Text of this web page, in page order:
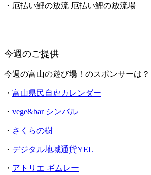
・厄払い鯉の放流 厄払い鯉の放流場
今週のご提供
今週の富山の遊び場！のスポンサーは？
・ 富山県民自虐カレンダー
・ vege&bar シンバル
・ さくらの樹
・ デジタル地域通貨YEL
・ アトリエ ギムレー